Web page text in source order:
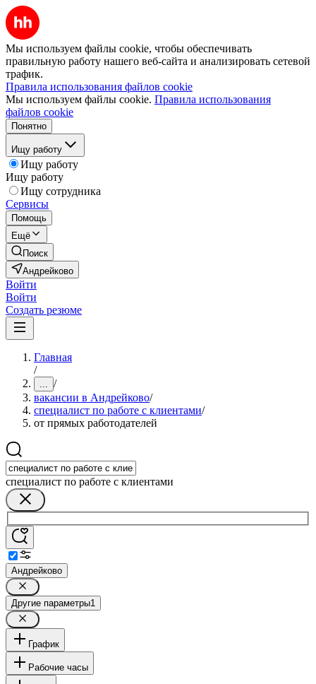
Мы используем файлы cookie, чтобы обеспечивать
правильную работу нашего веб-сайта и анализировать сетевой
трафик.
Правила использования файлов cookie
Мы используем файлы cookie. Правила использования
файлов cookie
Понятно
Ищу работу
Ищу работу
Ищу работу
Ищу сотрудника
Сервисы
Помощь
Ещё
Поиск
Андрейково
Войти
Войти
Создать резюме
Главная
/
... /
вакансии в Андрейково/
специалист по работе с клиентами/
от прямых работодателей
специалист по работе с клиентами
Андрейково
Другие параметры1
График
Рабочие часы